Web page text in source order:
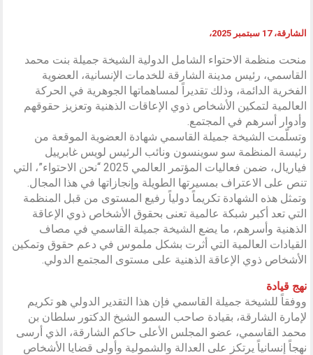
الشارقة، 17 سبتمبر 2025،
منحت منظمة الاحتواء الشامل الدولية الشيخة جميلة بنت محمد
القاسمي، رئيس مدينة الشارقة للخدمات الإنسانية، العضوية
الفخرية الدائمة، وذلك تقديراً لمساهماتها الجوهرية في الحركة
العالمية لتمكين الأشخاص ذوي الإعاقات الذهنية وتعزيز حقوقهم
وأدوار أسرهم في المجتمع.
وتسلّمت الشيخة جميلة القاسمي شهادة العضوية الموقعة من
رئيسة المنظمة سو سوينسون ونائب الرئيس لويس غابرييل
فياريال، ضمن فعاليات المؤتمر العالمي 2025 “نحن الاحتواء”، التي
تنص على الاعتراف بمسيرتها الطويلة وإنجازاتها في هذا المجال.
وتمثل هذه الشهادة تكريماً دولياً رفيع المستوى من قبل المنظمة
التي تعد أكبر شبكة عالمية تعنى بحقوق الأشخاص ذوي الإعاقة
الذهنية وأسرهم، ما يضع الشيخة جميلة القاسمي في مصاف
القيادات العالمية التي أثرت بشكل ملموس في دعم حقوق وتمكين
الأشخاص ذوي الإعاقة الذهنية على مستوى المجتمع الدولي.
نهج قيادة
ووفقاً للشيخة جميلة القاسمي فإن هذا التقدير الدولي هو تكريم
لإمارة الشارقة، بقيادة صاحب السمو الشيخ الدكتور سلطان بن
محمد القاسمي، عضو المجلس الأعلى حاكم الشارقة، الذي أرسى
نهجاً إنسانياً يرتكز على العدالة والشمولية وأولى قضايا الأشخاص